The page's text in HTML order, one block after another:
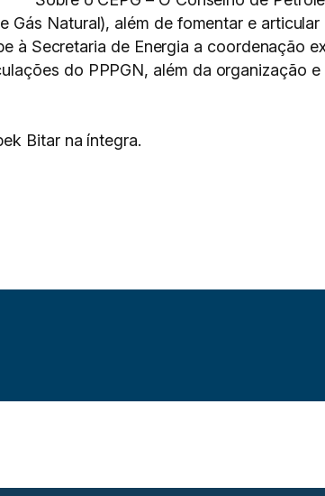
Gás Natural), além de fomentar e
à Secretaria de Energia a coordenação
do PPPGN, além da organização
Bitar na íntegra.